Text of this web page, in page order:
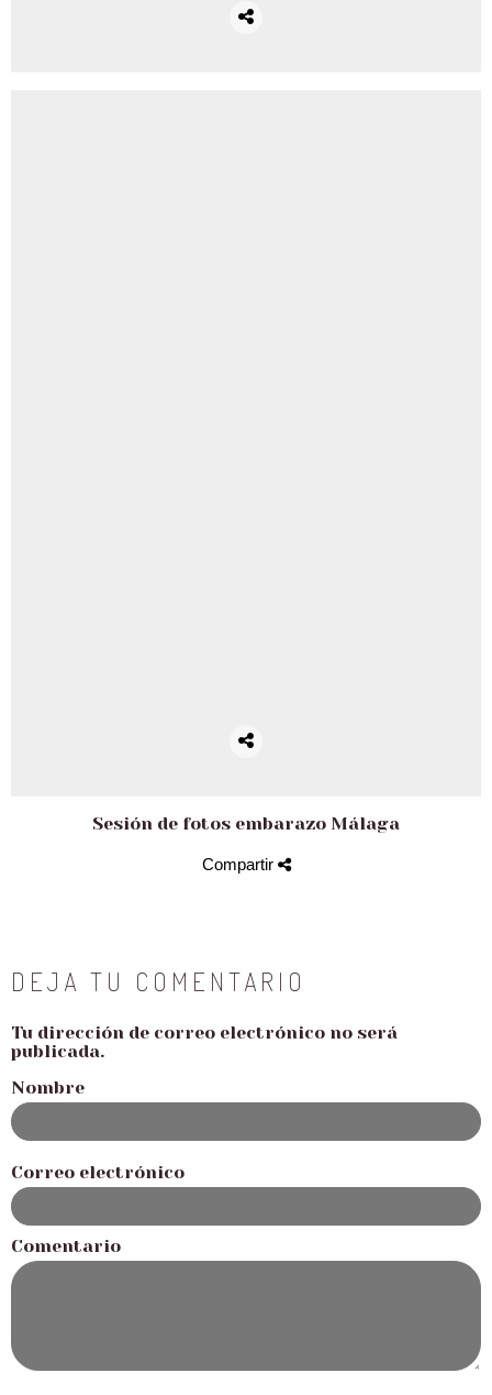
Sesión de fotos embarazo Málaga
Compartir
DEJA TU COMENTARIO
Tu dirección de correo electrónico no será
publicada.
Nombre
Correo electrónico
Comentario